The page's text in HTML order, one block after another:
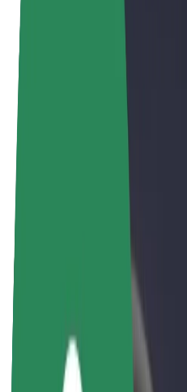
Ingresos de conductor/a
Repartidores